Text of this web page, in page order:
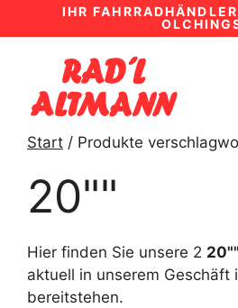
Inhalt
IHR
Start / Produkte
20""
Hier finden Sie unsere 2 20""
aktuell in unserem Geschäft
bereitstehen.